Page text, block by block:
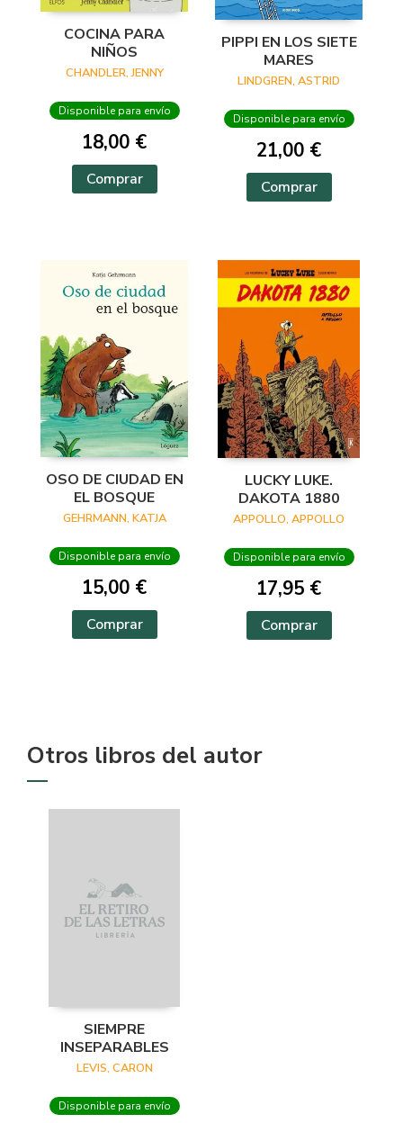
COCINA PARA
NIÑOS
CHANDLER, JENNY
Disponible para envío
18,00 €
Comprar
PIPPI EN LOS SIETE
MARES
LINDGREN, ASTRID
Disponible para envío
21,00 €
Comprar
OSO DE CIUDAD EN
EL BOSQUE
GEHRMANN, KATJA
Disponible para envío
15,00 €
Comprar
LUCKY LUKE.
DAKOTA 1880
APPOLLO, APPOLLO
Disponible para envío
17,95 €
Comprar
Otros libros del autor
SIEMPRE
INSEPARABLES
LEVIS, CARON
Disponible para envío